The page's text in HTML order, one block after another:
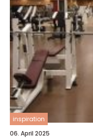
inspiration
06. April 2025